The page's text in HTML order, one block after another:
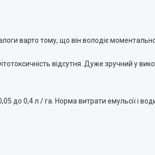
варто тому, що він володіє
відсутня. Дуже зручний у
до 0,4 л / га. Норма витрати емульсії і